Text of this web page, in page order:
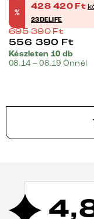
%
428 420Ft
23DELIFE
695 390Ft
556 390 Ft
Készleten 10 db
08.14 – 08.19 Önnél